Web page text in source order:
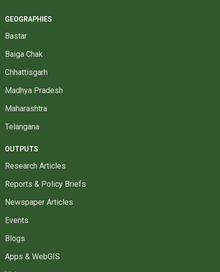
GEOGRAPHIES
Bastar
Baiga Chak
Chhattisgarh
Madhya Pradesh
Maharashtra
Telangana
OUTPUTS
Research Articles
Reports & Policy Briefs
Newspaper Articles
Events
Blogs
Apps & WebGIS